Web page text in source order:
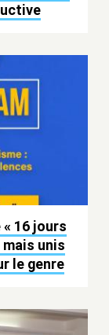
16 jours
unis
le genre